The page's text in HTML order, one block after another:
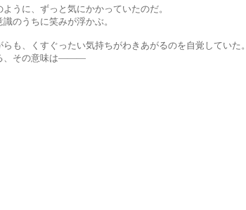
ずっと気にかかっていたのだ。
に笑みが浮かぶ。
ぐったい気持ちがわきあがるのを自覚していた。
の意味は―――